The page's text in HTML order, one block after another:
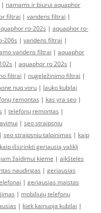
| namams ir biurui aquaphor
filtrai | vandens filtrai |
ro-202s | aquaphor ro-
206s | vandens filtrai |
vandens filtrai | aquaphor
| aquaphor ro 202s |
filtrai | nugeležinimo filtrai |
nuo voru | lauko kubilai
remontas | kas yra seo |
| telefonų remontas |
| seo straipsniu
| seo straipsniu talpinimas | kaip
kaip išsirinkti geriausią valiklį
žaidimui kieme | aikštelės
naudingas | geriausias
| geriausias maistas
| mobiliųjų telefonų
| kiek kainuoja kubilai |